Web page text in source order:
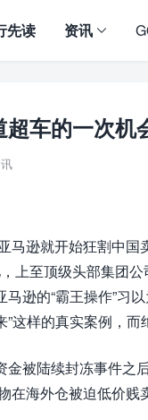
先读 资讯
车的一次机
马逊就开始狂割中国
上至顶级头部集团
逊的“霸王操作”习
样的真实案例，而
被陆续封冻事件之
在海外仓被迫低价贱